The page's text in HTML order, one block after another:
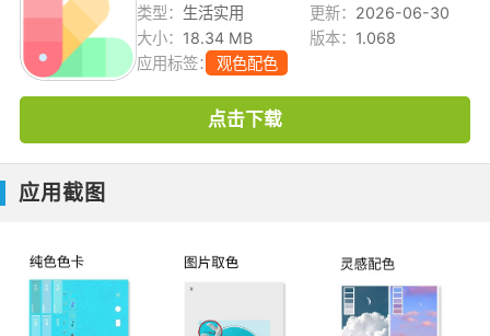
类型： 生活实用 更新： 2026-06-30
大小： 18.34 MB 版本： 1.068
应用标签：
观色配色
点击下载
应用截图